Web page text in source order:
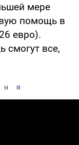
мере
помощь в
евро).
смогут все,